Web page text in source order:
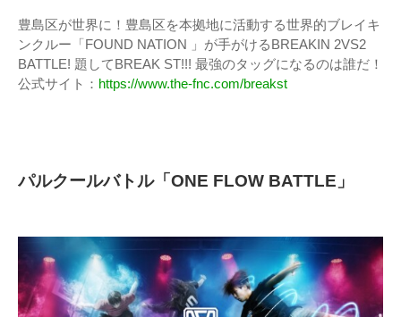
豊島区が世界に！豊島区を本拠地に活動する世界的ブレイキ
ンクルー「FOUND NATION 」が手がけるBREAKIN 2VS2
BATTLE! 題してBREAK ST!!! 最強のタッグになるのは誰だ！
公式サイト： https://www.the-fnc.com/breakst
パルクールバトル「ONE FLOW BATTLE」